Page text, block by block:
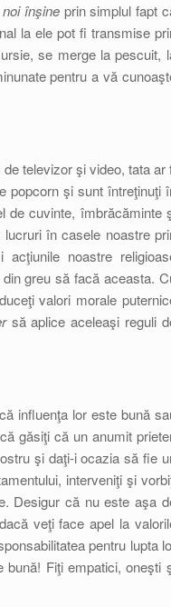
noi înşine prin simplul fapt
la ele pot fi transmise
se merge la pescuit,
pentru a vă
televizor şi video, tata ar
popcorn şi sunt întreţinuţi
de cuvinte, îmbrăcăminte
în casele noastre
noastre
greu să facă aceasta.
valori morale
să aplice aceleaşi reguli
influenţa lor este bună
găsiţi că un anumit
şi daţi-i ocazia să fie
interveniţi şi
Desigur că nu este aşa
veţi face apel la
pentru lupta
Fiţi empatici, oneşti